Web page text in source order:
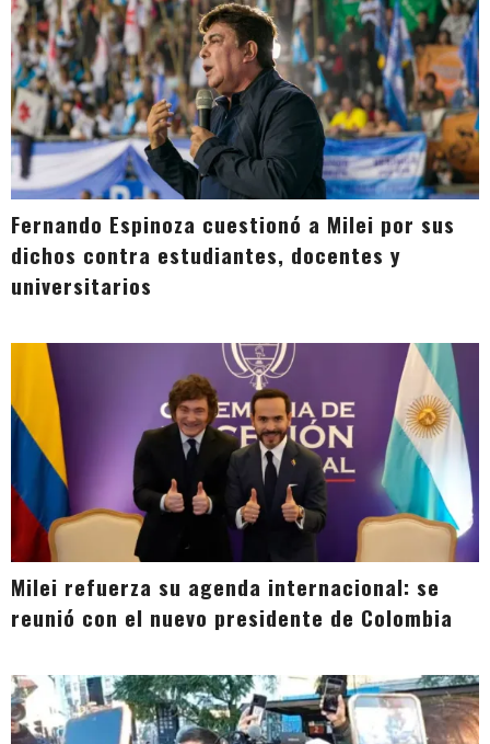
Fernando Espinoza cuestionó a Milei por sus
dichos contra estudiantes, docentes y
universitarios
Milei refuerza su agenda internacional: se
reunió con el nuevo presidente de Colombia